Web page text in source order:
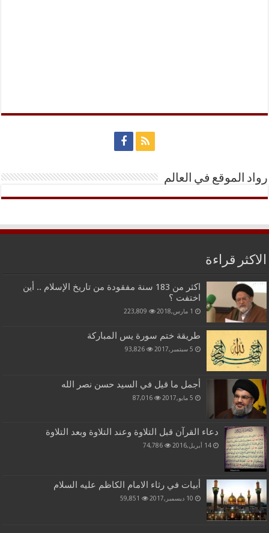
رواد الموقع في العالم
الاكثر قراءة
اكثر من 183 سنة مفقودة من تاريخ الإسلام .. أين
اختفت ؟
1 مارس,2018 223,809
طريقة ختم سورة يس المباركة
5 سبتمبر,2017 93,826
أجمل ما قيل في السيد حسن نصر الله
5 مايو,2017 87,016
دعاء القرآن قبل التلاوة وعند التلاوة وبعد التلاوة
14 أبريل,2016 74,786
أبيات في رثاء الامام الكاظم عليه السلام
10 ديسمبر,2017 59,851